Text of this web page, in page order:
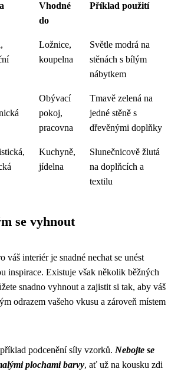
Vhodné
do
Příklad použití
Ložnice,
koupelna
Světle modrá na
stěnách s bílým
nábytkem
Obývací
pokoj,
pracovna
Tmavě zelená na
jedné stěně s
dřevěnými doplňky
Kuchyně,
jídelna
Slunečnicově žlutá
na doplňcích a
textilu
se vyhnout
váš interiér je snadné nechat se unést
inspirace. Existuje však několik běžných
snadno vyhnout a zajistit si tak, aby váš
odrazem vašeho vkusu a zároveň místem
podcenění síly vzorků. Nebojte se
plochami barvy, ať už na kousku zdi